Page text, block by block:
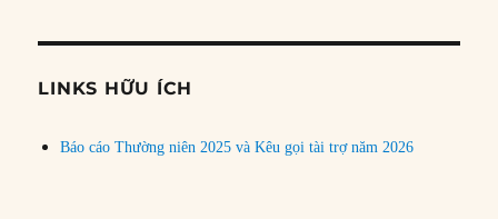
đề
LINKS HỮU ÍCH
Báo cáo Thường niên 2025 và Kêu gọi tài trợ năm 2026